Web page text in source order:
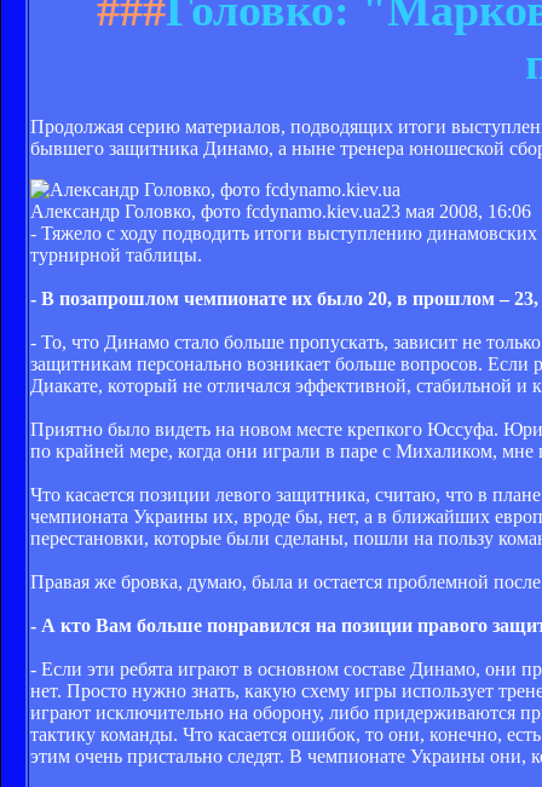
###Головко:
Продолжая серию материалов, подводящих итоги
бывшего защитника Динамо, а ныне тренера юношеской
Александр Головко, фото fcdynamo.kiev.ua23 мая 2008, 16:06
- Тяжело с ходу подводить итоги выступлению
турнирной таблицы.
- В позапрошлом чемпионате их было 20, в прошлом – 23,
- То, что Динамо стало больше пропускать, зависит не
защитникам персонально возникает больше вопросов. Если
Диакате, который не отличался эффективной, стабильной и
Приятно было видеть на новом месте крепкого Юссуфа.
по крайней мере, когда они играли в паре с Михаликом, мне
Что касается позиции левого защитника, считаю, что в
чемпионата Украины их, вроде бы, нет, а в ближайших
перестановки, которые были сделаны, пошли на пользу
Правая же бровка, думаю, была и остается проблемной
- А кто Вам больше понравился на позиции правого
- Если эти ребята играют в основном составе Динамо, они
нет. Просто нужно знать, какую схему игры использует
играют исключительно на оборону, либо придерживаются
тактику команды. Что касается ошибок, то они, конечно,
этим очень пристально следят. В чемпионате Украины они,